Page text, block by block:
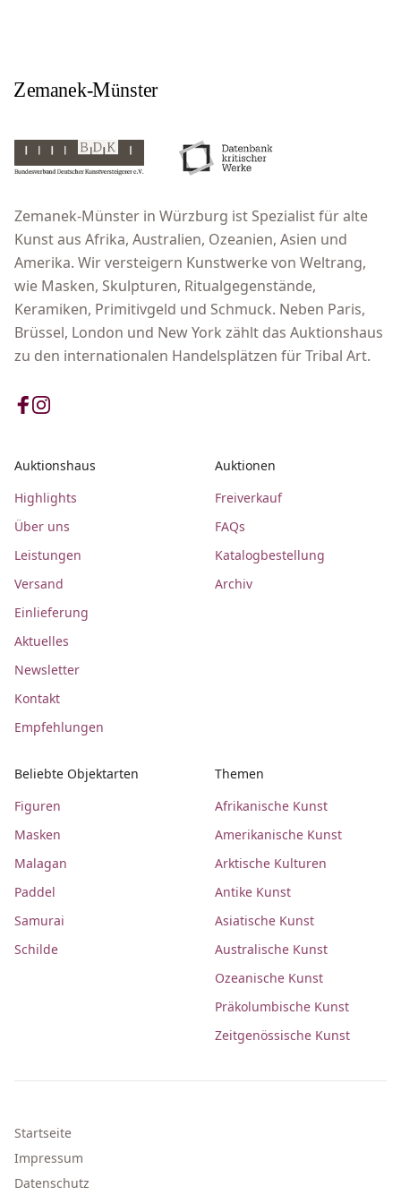
Zemanek-Münster in Würzburg ist Spezialist für alte
Kunst aus Afrika, Australien, Ozeanien, Asien und
Amerika. Wir versteigern Kunstwerke von Weltrang,
wie Masken, Skulpturen, Ritualgegenstände,
Keramiken, Primitivgeld und Schmuck. Neben Paris,
Brüssel, London und New York zählt das Auktionshaus
zu den internationalen Handelsplätzen für Tribal Art.
Auktionshaus
Highlights
Über uns
Leistungen
Versand
Einlieferung
Aktuelles
Newsletter
Kontakt
Empfehlungen
Auktionen
Freiverkauf
FAQs
Katalogbestellung
Archiv
Beliebte Objektarten
Figuren
Masken
Malagan
Paddel
Samurai
Schilde
Themen
Afrikanische Kunst
Amerikanische Kunst
Arktische Kulturen
Antike Kunst
Asiatische Kunst
Australische Kunst
Ozeanische Kunst
Präkolumbische Kunst
Zeitgenössische Kunst
Startseite
Impressum
Datenschutz